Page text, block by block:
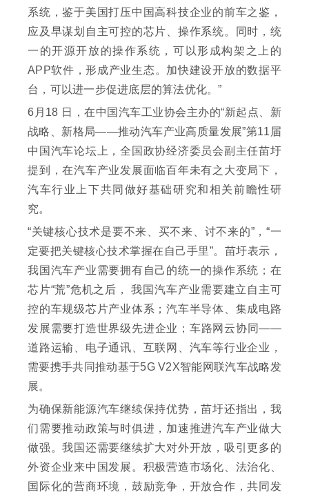
系统，鉴于美国打压中国高科技企业的前车之鉴，
应及早谋划自主可控的芯片、操作系统。同时，统
一的开源开放的操作系统，可以形成构架之上的
APP软件，形成产业生态。加快建设开放的数据平
台，可以进一步促进底层的算法优化。”
6月18 日，在中国汽车工业协会主办的“新起点、新
战略、新格局——推动汽车产业高质量发展”第11届
中国汽车论坛上，全国政协经济委员会副主任苗圩
提到，在汽车产业发展面临百年未有之大变局下，
汽车行业上下共同做好基础研究和相关前瞻性研
究。
“关键核心技术是要不来、买不来、讨不来的”，“一
定要把关键核心技术掌握在自己手里”。苗圩表示，
我国汽车产业需要拥有自己的统一的操作系统；在
芯片“荒”危机之后， 我国汽车产业需要建立自主可
控的车规级芯片产业体系；汽车半导体、集成电路
发展需要打造世界级先进企业；车路网云协同——
道路运输、电子通讯、互联网、汽车等行业企业，
需要携手共同推动基于5G V2X智能网联汽车战略发
展。
为确保新能源汽车继续保持优势，苗圩还指出，我
们需要推动政策与时俱进，加速推进汽车产业做大
做强。我国还需要继续扩大对外开放，吸引更多的
外资企业来中国发展。积极营造市场化、法治化、
国际化的营商环境，鼓励竞争，开放合作，共同发